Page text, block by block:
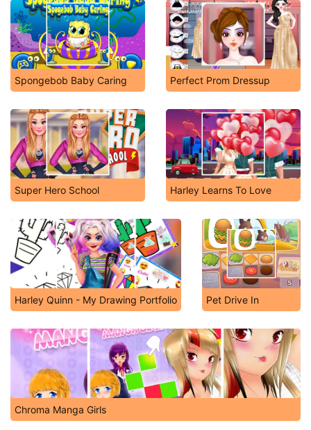
Spongebob Baby Caring Perfect Prom Dressup
Super Hero School Harley Learns To Love
Harley Quinn - My Drawing Portfolio Pet Drive In
Chroma Manga Girls